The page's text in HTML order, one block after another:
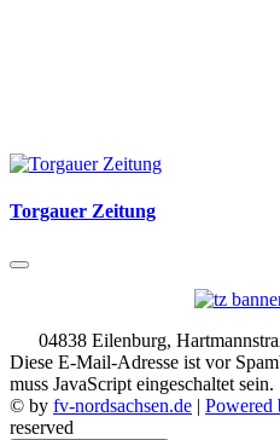
Torgauer Zeitung
04838 Eilenburg,
Diese E-Mail-Adresse ist vor
muss JavaScript eingeschaltet sein.
© by fv-nordsachsen.de Powered
reserved